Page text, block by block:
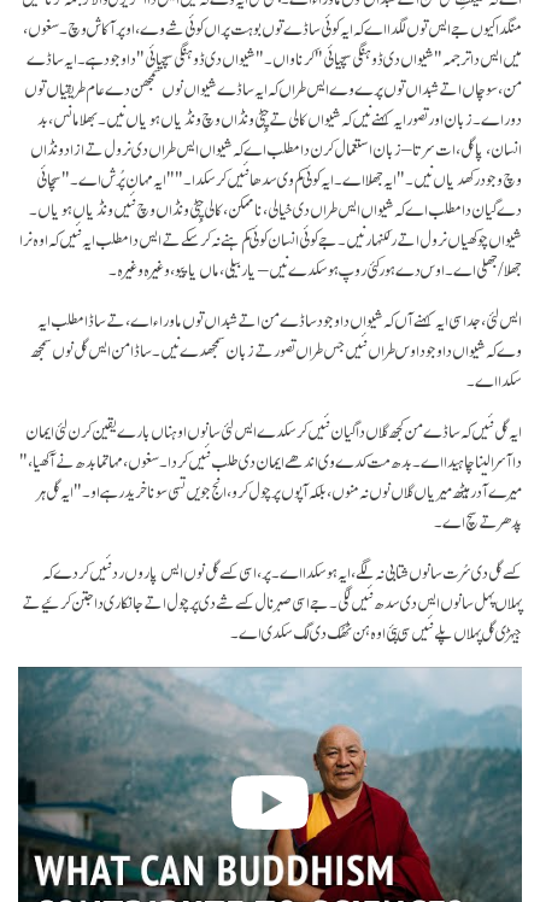
منگدا کیوں جے ایس توں لگدا اے کہ ایہ کوئی ساڈے توں بوہت پراں کوئی شے وے، اوپر آکاش وچ۔ سغوں،
میں ایس دا ترجمہ "شیواں دی ڈوہنگی سچیائی" کرنا واں۔ "شیواں دی ڈوہنگی سچیائی" دا وجود ہے۔ ایہ ساڈے
من، سوچاں اتے شبداں توں پرے وے ایس طراں کہ ایہ ساڈے شیواں نوں سمجھن دے عام طریقیاں توں
دور اے۔ زبان اور تصور ایہ کہنے نیں کہ شیواں کالی تے چِٹی ونڈاں وچ ونڈیاں ہویاں نیں۔ بھلا مانس، بد
انسان، پاگل، ات سرتا – زبان استعمال کرن دا مطلب اے کہ شیواں ایس طراں دی نرول تے ازاد ونڈاں
وچ وجود رکھدیاں نیں۔ " ایہ جھلا اے۔ ایہ کوئی کم وی سدھا نئیں کر سکدا۔" "ایہ مہان پُرش اے۔" سچائی
دے گیان دا مطلب اے کہ شیواں ایس طراں دی خیالی، ناممکن، کالی چِٹی ونڈاں وچ نئیں ونڈیاں ہویاں۔
شیواں چوکھیاں نرول اتے رلکنہار نیں۔ جے کوئی انسان کوئی کم ہنے نہ کر سکے تے ایس دا مطلب ایہ نئیں کہ اوہ نرا
جھلا/جھلی اے۔ اوس دے ہور کئی روپ ہو سکدے نیں – یار بیلی، ماں یا پیو، وغیرہ وغیرہ۔
ایس لئی، جد اسی ایہ کہنے آں کہ شیواں دا وجود ساڈے من اتے شبداں توں ماوراء اے، تے ساڈا مطلب ایہ
وے کہ شیواں دا وجود اوس طراں نئیں جس طراں تصور تے زبان سمجھدے نیں۔ ساڈا من ایس گل نوں سمجھ
سکدا اے۔
ایہ گل نئیں کہ ساڈے من کجھ گلاں دا گیان نئیں کر سکدے ایس لئی سانوں اوہناں بارے یقین کرن لئی ایمان
دا آسرا لینا چاہیدا اے۔ بدھ مت کدے وی اندھے ایمان دی طلب نئیں کردا۔ سغوں، مہاتما بدھ نے آکھیا،"
میرے آدر ہیٹھ میریاں گلاں نوں نہ منوں، بلکہ آپوں پرچول کرو، انج جویں تسی سونا خرید رہے او۔" ایہ گل ہر
پدھر تے سچ اے۔
کسے گل دی سُرت سانوں شتابی نہ لگے، ایہ ہو سکدا اے۔ پر، اسی کسے گل نوں ایس پاروں رد نئیں کردے کہ
پہلاں پہل سانوں ایس دی سدھ نئیں لگی۔ جے اسی صبر نال کسے شے دی پرچول اتے جانکاری دا جتن کرئیے تے
جیہڑی گل پہلاں پلے نئیں سی پئی اوہ ہن ٹھُک دی لگ سکدی اے۔